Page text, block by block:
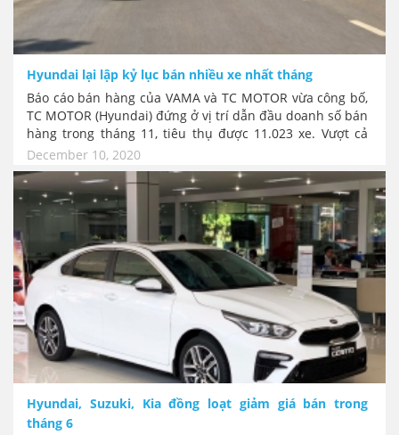
Hyundai lại lập kỷ lục bán nhiều xe nhất tháng
Báo cáo bán hàng của VAMA và TC MOTOR vừa công bố,
TC MOTOR (Hyundai) đứng ở vị trí dẫn đầu doanh số bán
hàng trong tháng 11, tiêu thụ được 11.023 xe. Vượt cả
Toyota với 9.444 xe... Đây cũng là kỉ lục bán hàng cao
nhất trong năm 2020 của Hyundai. Mẫu xe nhỏ Hyundai
i10 "bát cơm" của giới xe công nghệ bán nhiều hơn tới
nghìn xe so với tháng 10, chỉ thua chiếc xe "vừa bán vừa
cho tiền" VinFast Fadil có 23 xe.
December 10, 2020
Hyundai, Suzuki, Kia đồng loạt giảm giá bán trong
tháng 6